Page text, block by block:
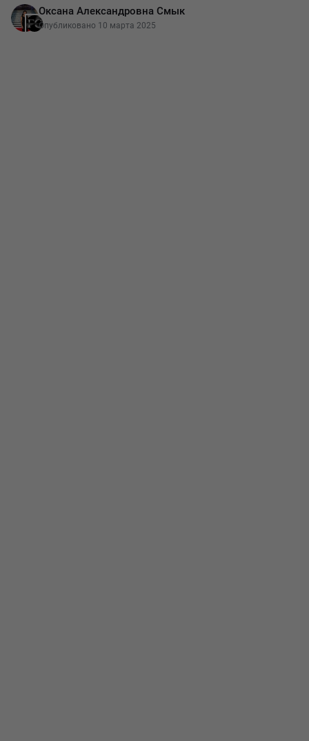
различаться. Существует несколько вид
Оксана Александровна Смык
Опубликовано 10 марта 2025